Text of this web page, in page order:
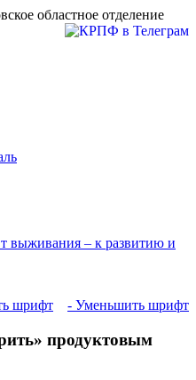
областное отделение
шрифт - Уменьшить шрифт
продуктовым